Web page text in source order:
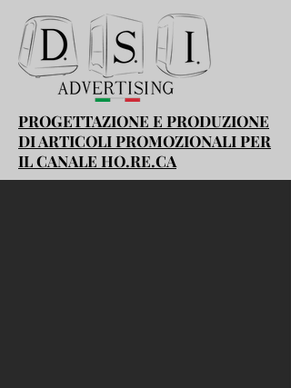
PROGETTAZIONE E PRODUZIONE
DI ARTICOLI PROMOZIONALI PER
IL CANALE HO.RE.CA